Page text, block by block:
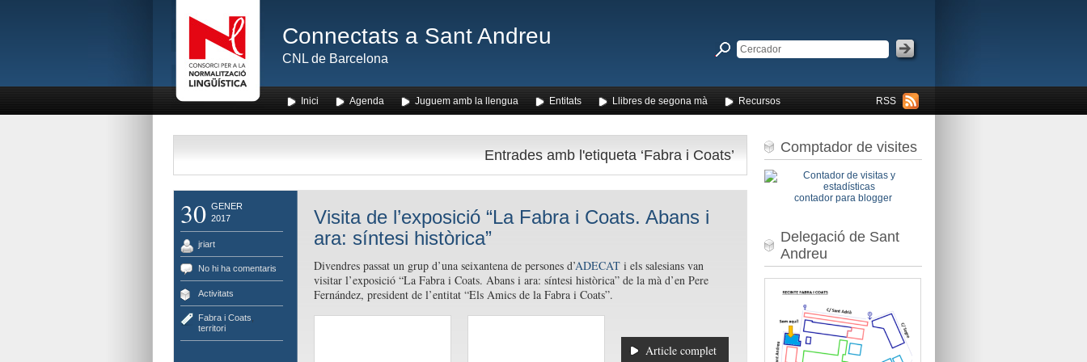
Connectats a Sant Andreu
CNL de Barcelona
RSS
Inici Agenda Juguem amb la llengua Entitats Llibres de segona mà Recursos
Entrades amb l'etiqueta ‘Fabra i Coats’
30 GENER
2017
jriart
No hi ha comentaris
Activitats
Fabra i Coats
territori
Visita de l’exposició “La Fabra i Coats. Abans i
ara: síntesi històrica”
Divendres passat un grup d’una seixantena de persones d’ADECATi els salesians van
visitar l’exposició “La Fabra i Coats. Abans i ara: síntesi històrica” de la mà d’en Pere
Fernández, president de l’entitat “Els Amics de la Fabra i Coats”.
Article complet
Comptador de visites
contador para blogger
Delegació de Sant
Andreu